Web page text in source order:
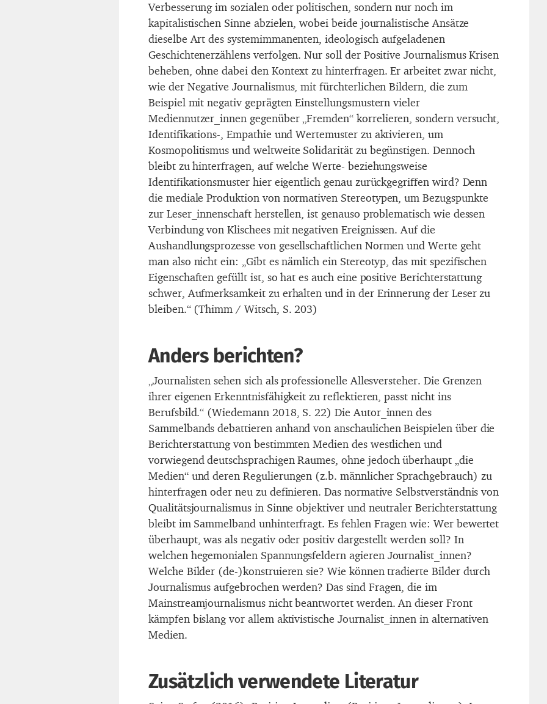
Verbesserung im sozialen oder politischen, sondern nur noch im
kapitalistischen Sinne abzielen, wobei beide journalistische Ansätze
dieselbe Art des systemimmanenten, ideologisch aufgeladenen
Geschichtenerzählens verfolgen. Nur soll der Positive Journalismus Krisen
beheben, ohne dabei den Kontext zu hinterfragen. Er arbeitet zwar nicht,
wie der Negative Journalismus, mit fürchterlichen Bildern, die zum
Beispiel mit negativ geprägten Einstellungsmustern vieler
Mediennutzer_innen gegenüber „Fremden“ korrelieren, sondern versucht,
Identifikations-, Empathie und Wertemuster zu aktivieren, um
Kosmopolitismus und weltweite Solidarität zu begünstigen. Dennoch
bleibt zu hinterfragen, auf welche Werte- beziehungsweise
Identifikationsmuster hier eigentlich genau zurückgegriffen wird? Denn
die mediale Produktion von normativen Stereotypen, um Bezugspunkte
zur Leser_innenschaft herstellen, ist genauso problematisch wie dessen
Verbindung von Klischees mit negativen Ereignissen. Auf die
Aushandlungsprozesse von gesellschaftlichen Normen und Werte geht
man also nicht ein: „Gibt es nämlich ein Stereotyp, das mit spezifischen
Eigenschaften gefüllt ist, so hat es auch eine positive Berichterstattung
schwer, Aufmerksamkeit zu erhalten und in der Erinnerung der Leser zu
bleiben.“ (Thimm / Witsch, S. 203)
Anders berichten?
„Journalisten sehen sich als professionelle Allesversteher. Die Grenzen
ihrer eigenen Erkenntnisfähigkeit zu reflektieren, passt nicht ins
Berufsbild.“ (Wiedemann 2018, S. 22) Die Autor_innen des
Sammelbands debattieren anhand von anschaulichen Beispielen über die
Berichterstattung von bestimmten Medien des westlichen und
vorwiegend deutschsprachigen Raumes, ohne jedoch überhaupt „die
Medien“ und deren Regulierungen (z.b. männlicher Sprachgebrauch) zu
hinterfragen oder neu zu definieren. Das normative Selbstverständnis von
Qualitätsjournalismus in Sinne objektiver und neutraler Berichterstattung
bleibt im Sammelband unhinterfragt. Es fehlen Fragen wie: Wer bewertet
überhaupt, was als negativ oder positiv dargestellt werden soll? In
welchen hegemonialen Spannungsfeldern agieren Journalist_innen?
Welche Bilder (de-)konstruieren sie? Wie können tradierte Bilder durch
Journalismus aufgebrochen werden? Das sind Fragen, die im
Mainstreamjournalismus nicht beantwortet werden. An dieser Front
kämpfen bislang vor allem aktivistische Journalist_innen in alternativen
Medien.
Zusätzlich verwendete Literatur